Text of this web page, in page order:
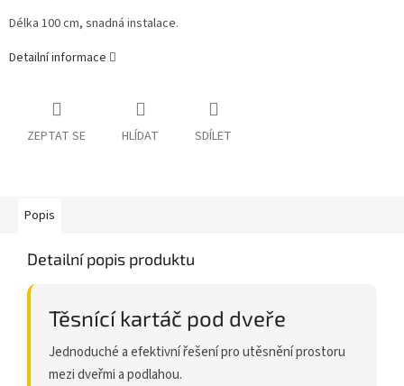
Délka 100 cm, snadná instalace.
Detailní informace
ZEPTAT SE HLÍDAT SDÍLET
Popis
Detailní popis produktu
Těsnící kartáč pod dveře
Jednoduché a efektivní řešení pro utěsnění prostoru
mezi dveřmi a podlahou.